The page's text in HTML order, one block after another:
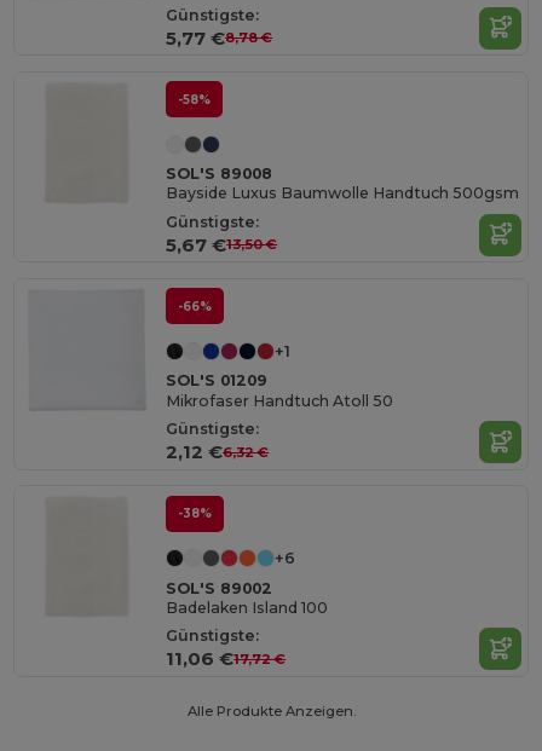
Günstigste:
5,77 €8,78 €
-58%
SOL'S 89008
Bayside Luxus Baumwolle Handtuch 500gsm
Günstigste:
5,67 €13,50 €
-66%
+1
SOL'S 01209
Mikrofaser Handtuch Atoll 50
Günstigste:
2,12 €6,32 €
-38%
+6
SOL'S 89002
Badelaken Island 100
Günstigste:
11,06 €17,72 €
Alle Produkte Anzeigen.